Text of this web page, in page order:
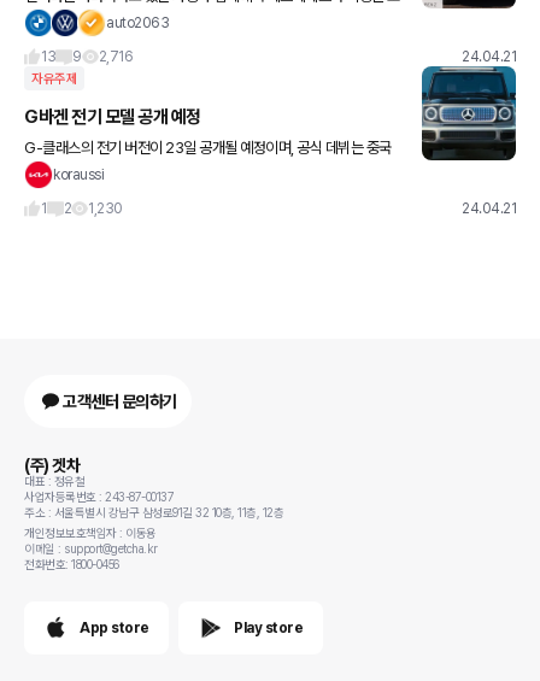
며 드라이빙하고 싶은 아재들을 위한 신모델 출시를 알렸습니다. 기
분
auto2063
13
9 2,716 24.04.21
자유주제
G바겐 전기 모델 공개 예정
G-클래스의 전기 버전이 23일 공개될 예정이며, 공식 데뷔는 중국
베이징 모터쇼에서 공개 예정
koraussi
1
2 1,230 24.04.21
고객센터 문의하기
(주) 겟차
대표 : 정유철
사업자등록번호 : 243-87-00137
주소 : 서울특별시 강남구 삼성로91길 32 10층, 11층, 12층
개인정보보호책임자 : 이동용
이메일 : support@getcha.kr
전화번호: 1800-0456
App store Play store